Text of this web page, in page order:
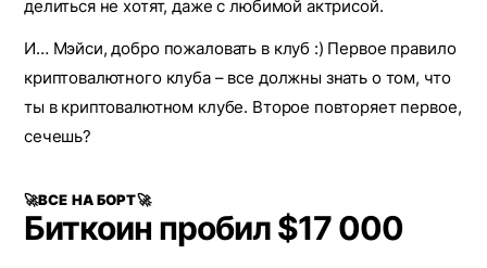
делиться не хотят, даже с любимой актрисой.
И… Мэйси, добро пожаловать в клуб :) Первое правило
криптовалютного клуба – все должны знать о том, что
ты в криптовалютном клубе. Второе повторяет первое,
сечешь?
🚀ВСЕ НА БОРТ🚀
Биткоин пробил $17 000